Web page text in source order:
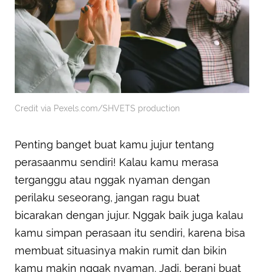
Credit via Pexels.com/SHVETS production
Penting banget buat kamu jujur tentang
perasaanmu sendiri! Kalau kamu merasa
terganggu atau nggak nyaman dengan
perilaku seseorang, jangan ragu buat
bicarakan dengan jujur. Nggak baik juga kalau
kamu simpan perasaan itu sendiri, karena bisa
membuat situasinya makin rumit dan bikin
kamu makin nggak nyaman. Jadi, berani buat